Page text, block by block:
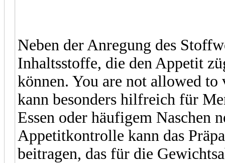
Neben der Anregung des
Inhaltsstoffe, die den Appetit
können. You are not allowed
kann besonders hilfreich für
Essen oder häufigem Naschen
Appetitkontrolle kann das
beitragen, das für die